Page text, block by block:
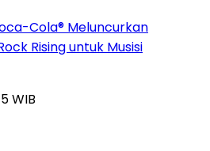
Cola® Meluncurkan
Rising untuk Musisi
WIB